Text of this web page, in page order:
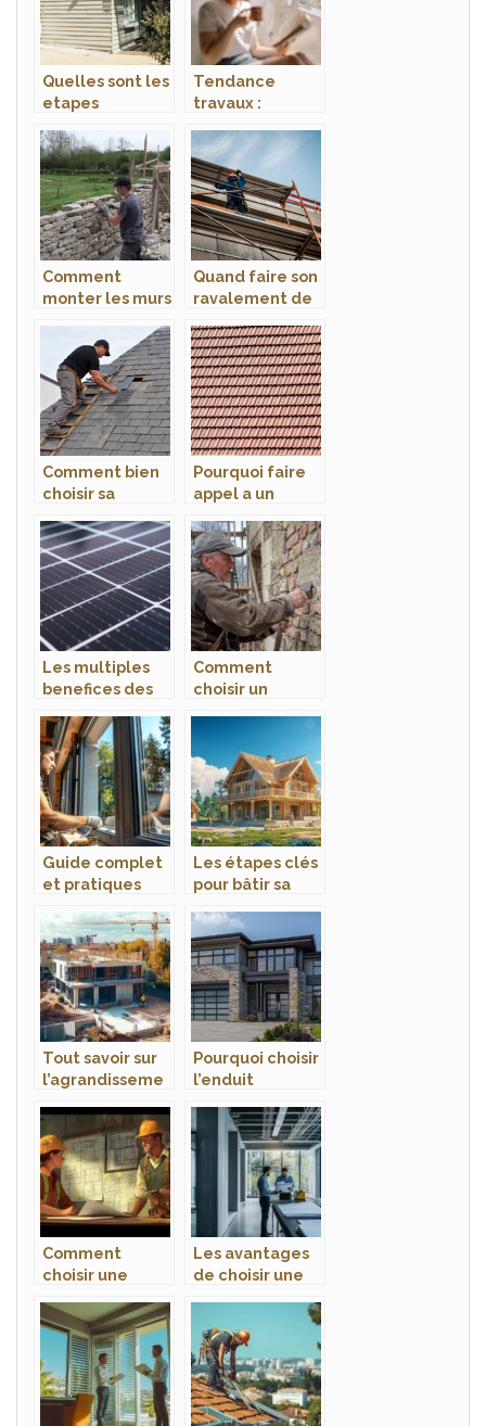
Quelles sont les
etapes
connaitre pour
la construction
d’une maison ?
Tendance
travaux :
reglementation
s applicables a
l’installation de
fenetres de toit
?
Comment
monter les murs
seches ?
Quand faire son
ravalement de
Comment bien
choisir sa
toiture ?
Pourquoi faire
appel a un
professionnel ?
Les multiples
benefices des
solaires a Saint-
raphael
Comment
choisir un
rénovation
réussie
Guide complet
et pratiques
installer ses
fenêtres
Les étapes clés
pour bâtir sa
bois en kit
Tout savoir sur
l’agrandisseme
Toulouse :
conseils et
étapes clés
Pourquoi choisir
l’enduit
pour vos murs et
façades
Comment
choisir une
adaptée à vos
besoins ?
Les avantages
de choisir une
mesure pour vos
projets
architecturaux